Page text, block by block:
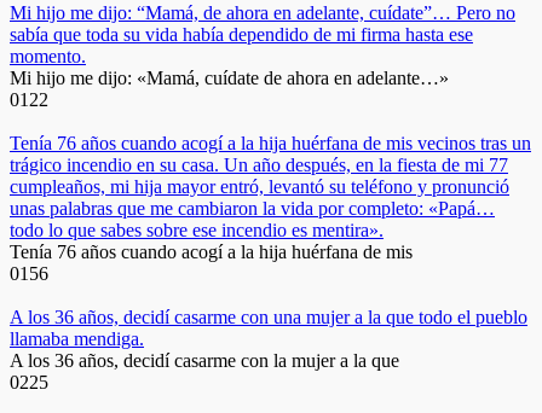
Mi hijo me dijo: “Mamá, de ahora en adelante, cuídate”… Pero no
sabía que toda su vida había dependido de mi firma hasta ese
momento.
Mi hijo me dijo: «Mamá, cuídate de ahora en adelante…»
0122
Tenía 76 años cuando acogí a la hija huérfana de mis vecinos tras un
trágico incendio en su casa. Un año después, en la fiesta de mi 77
cumpleaños, mi hija mayor entró, levantó su teléfono y pronunció
unas palabras que me cambiaron la vida por completo: «Papá…
todo lo que sabes sobre ese incendio es mentira».
Tenía 76 años cuando acogí a la hija huérfana de mis
0156
A los 36 años, decidí casarme con una mujer a la que todo el pueblo
llamaba mendiga.
A los 36 años, decidí casarme con la mujer a la que
0225